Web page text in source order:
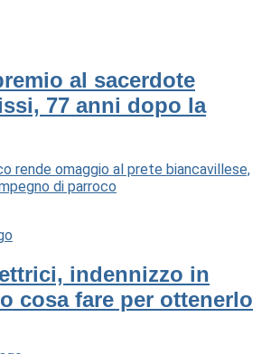
al sacerdote
77 anni dopo la
rende omaggio al prete biancavillese,
di parroco
indennizzo in
cosa fare per ottenerlo